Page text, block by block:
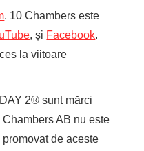
. 10 Chambers este
, și Facebook.
la viitoare
2® sunt mărci
AB nu este
de aceste